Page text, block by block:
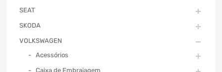
SEAT
SKODA
VOLKSWAGEN
Acessórios
Caixa de Embraiagem